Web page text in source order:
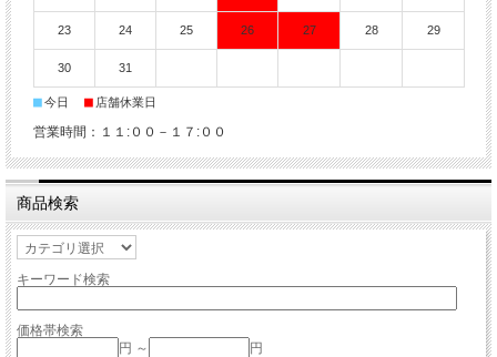
23 24 25 26 27 28 29
30 31
■今日 ■ 店舗休業日
営業時間：１１:００－１７:００
商品検索
キーワード検索
価格帯検索
円 ～
円